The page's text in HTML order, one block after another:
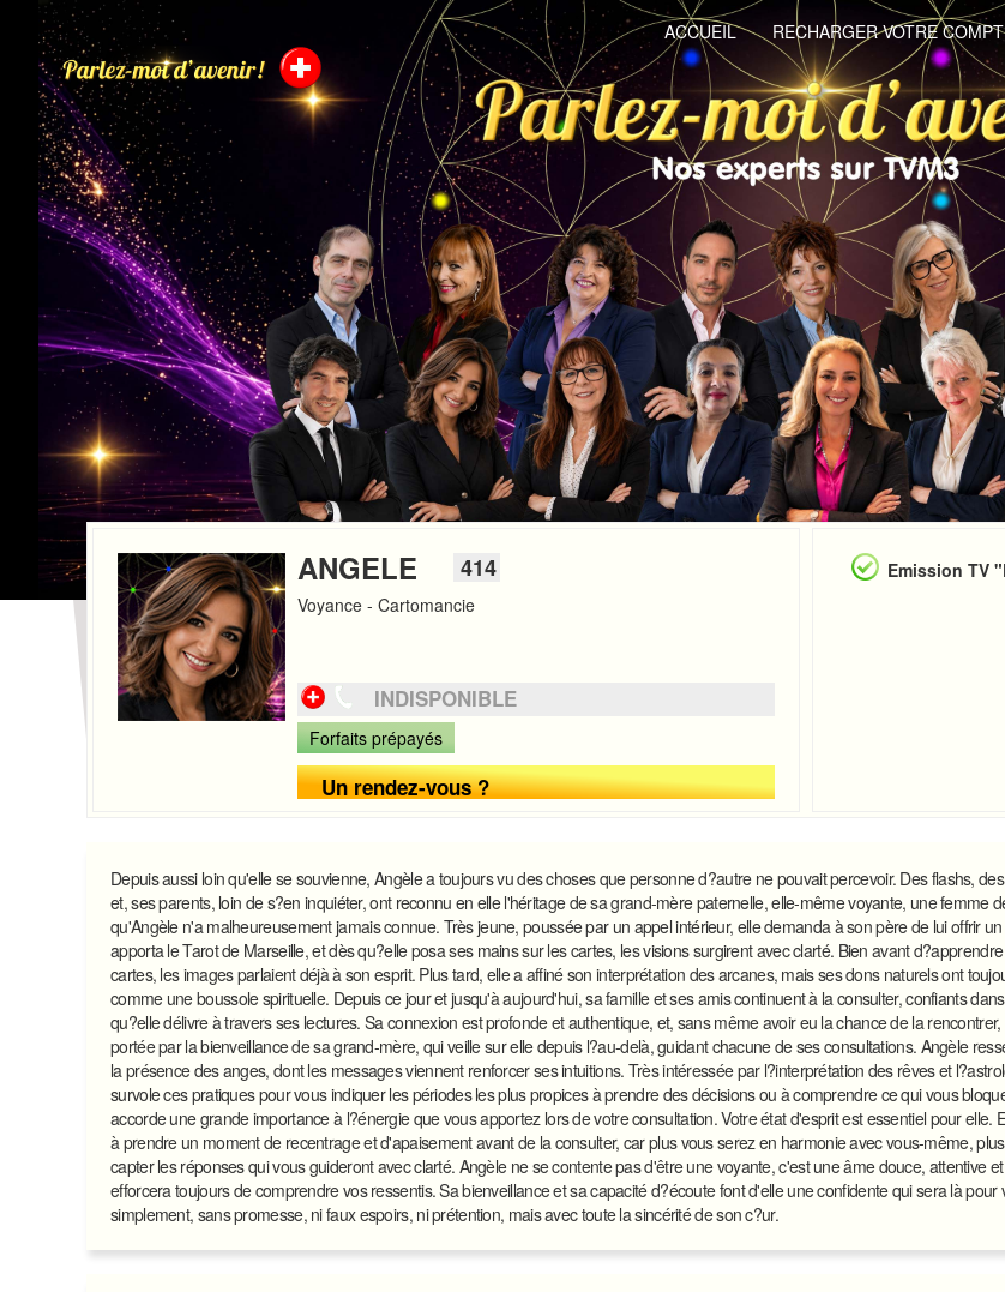
ACCUEIL RECHARGER VOTRE
ANGELE 414
Voyance - Cartomancie
INDISPONIBLE
Forfaits prépayés
Un rendez-vous ?
Emission TV
Depuis aussi loin qu'elle se souvienne, Angèle a toujours vu des choses que personne d?autre ne pouvait percevoir. Des flashs,
et, ses parents, loin de s?en inquiéter, ont reconnu en elle l'héritage de sa grand-mère paternelle, elle-même voyante, une femme
qu'Angèle n'a malheureusement jamais connue. Très jeune, poussée par un appel intérieur, elle demanda à son père de lui offrir un
apporta le Tarot de Marseille, et dès qu?elle posa ses mains sur les cartes, les visions surgirent avec clarté. Bien avant
cartes, les images parlaient déjà à son esprit. Plus tard, elle a affiné son interprétation des arcanes, mais ses dons naturels ont
comme une boussole spirituelle. Depuis ce jour et jusqu'à aujourd'hui, sa famille et ses amis continuent à la consulter, confiants
qu?elle délivre à travers ses lectures. Sa connexion est profonde et authentique, et, sans même avoir eu la chance de la
portée par la bienveillance de sa grand-mère, qui veille sur elle depuis l?au-delà, guidant chacune de ses consultations. Angèle
la présence des anges, dont les messages viennent renforcer ses intuitions. Très intéressée par l?interprétation des rêves et
survole ces pratiques pour vous indiquer les périodes les plus propices à prendre des décisions ou à comprendre ce qui vous
accorde une grande importance à l?énergie que vous apportez lors de votre consultation. Votre état d'esprit est essentiel pour elle.
à prendre un moment de recentrage et d'apaisement avant de la consulter, car plus vous serez en harmonie avec vous-même,
capter les réponses qui vous guideront avec clarté. Angèle ne se contente pas d'être une voyante, c'est une âme douce, attentive
efforcera toujours de comprendre vos ressentis. Sa bienveillance et sa capacité d?écoute font d'elle une confidente qui sera là pour
simplement, sans promesse, ni faux espoirs, ni prétention, mais avec toute la sincérité de son c?ur.